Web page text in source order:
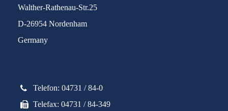
Walther-Rathenau-Str.25
D-26954 Nordenham
Germany
Telefon: 04731 / 84-0
Telefax: 04731 / 84-349